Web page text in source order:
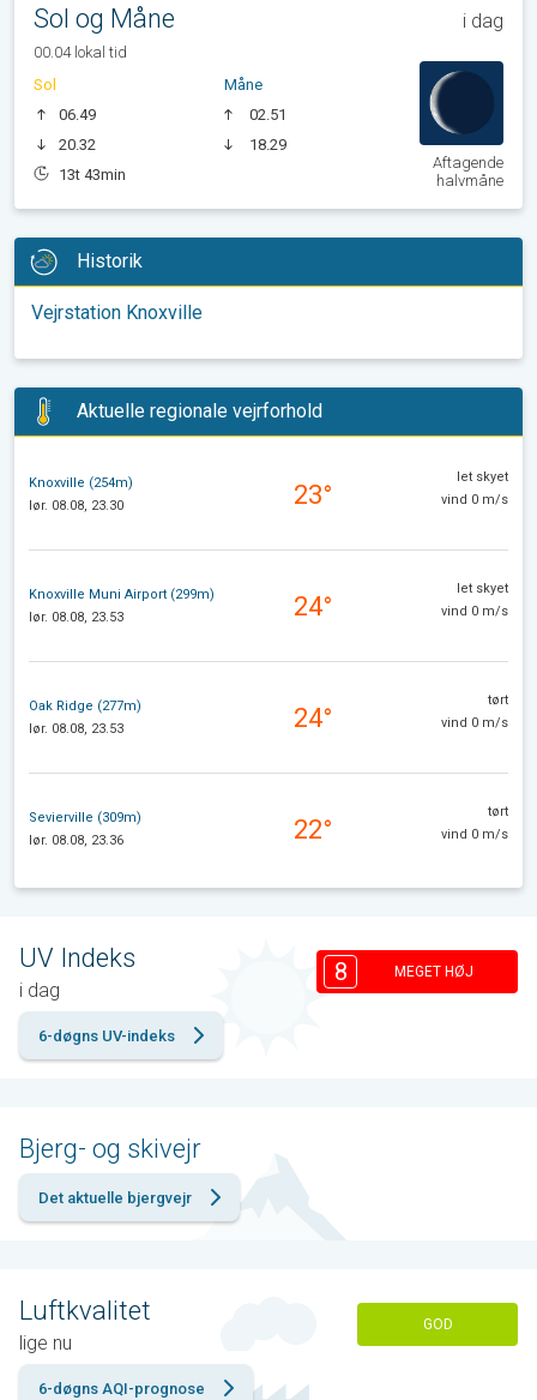
Sol og Måne i dag
00.04 lokal tid
Sol
06.49
20.32
13t 43min
Måne
02.51
18.29
Aftagende
halvmåne
Historik
Vejrstation Knoxville
Aktuelle regionale vejrforhold
Knoxville (254m)
lør. 08.08, 23.30
23°
let skyet
vind 0 m/s
Knoxville Muni Airport (299m)
lør. 08.08, 23.53
24°
let skyet
vind 0 m/s
Oak Ridge (277m)
lør. 08.08, 23.53
24°
tørt
vind 0 m/s
Sevierville (309m)
lør. 08.08, 23.36
22°
tørt
vind 0 m/s
UV Indeks
i dag
8 MEGET HØJ
6-døgns UV-indeks
Bjerg- og skivejr
Det aktuelle bjergvejr
Luftkvalitet
lige nu
GOD
6-døgns AQI-prognose